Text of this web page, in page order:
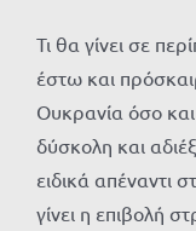
Τι θα γίνει σε
έστω και
Ουκρανία όσο
δύσκολη και
ειδικά απέναντι
γίνει η επιβολή